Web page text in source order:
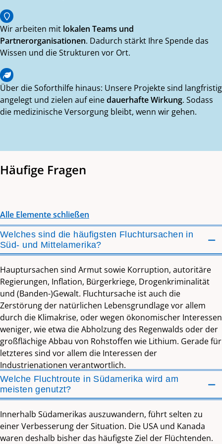
Wir arbeiten mit lokalen Teams und
Partnerorganisationen. Dadurch stärkt Ihre Spende das
Wissen und die Strukturen vor Ort.
Über die Soforthilfe hinaus: Unsere Projekte sind langfristig
angelegt und zielen auf einedauerhafte Wirkung. Sodass
die medizinische Versorgung bleibt, wenn wir gehen.
Häufige Fragen
Alle Elemente schließen
Welches sind die häufigsten Fluchtursachen in
Süd- und Mittelamerika?
Hauptursachen sind Armut sowie Korruption, autoritäre
Regierungen, Inflation, Bürgerkriege, Drogenkriminalität
und (Banden-)Gewalt. Fluchtursache ist auch die
Zerstörung der natürlichen Lebensgrundlage vor allem
durch die Klimakrise, oder wegen ökonomischer Interessen
weniger, wie etwa die Abholzung des Regenwalds oder der
großflächige Abbau von Rohstoffen wie Lithium. Gerade für
letzteres sind vor allem die Interessen der
Industrienationen verantwortlich.
Welche Fluchtroute in Südamerika wird am
meisten genutzt?
Innerhalb Südamerikas auszuwandern, führt selten zu
einer Verbesserung der Situation. Die USA und Kanada
waren deshalb bisher das häufigste Ziel der Flüchtenden.